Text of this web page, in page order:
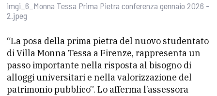
imgi_6_Monna Tessa Prima Pietra conferenza gennaio 2026 –
2.jpeg
“La posa della prima pietra del nuovo studentato
di Villa Monna Tessa a Firenze, rappresenta un
passo importante nella risposta al bisogno di
alloggi universitari e nella valorizzazione del
patrimonio pubblico”. Lo afferma l’assessora